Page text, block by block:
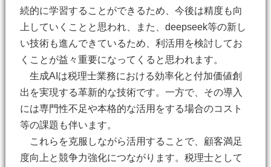
続的に学習することができるため、今後は精度も向
上していくことと思われ、また、deepseek等の新し
い技術も進んできているため、利活用を検討してお
くことが益々重要になってくると思われます。
生成AIは税理士業務における効率化と付加価値創
出を実現する革新的な技術です。一方で、その導入
には専門性不足や本格的な活用をする場合のコスト
等の課題も伴います。
これらを克服しながら活用することで、顧客満足
度向上と競争力強化につながります。税理士として